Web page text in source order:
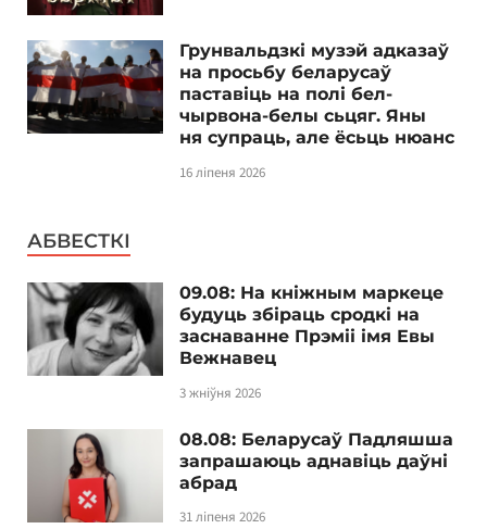
Грунвальдзкі музэй адказаў
на просьбу беларусаў
паставіць на полі бел-
чырвона-белы сьцяг. Яны
ня супраць, але ёсьць нюанс
16 ліпеня 2026
АБВЕСТКІ
09.08: На кніжным маркеце
будуць збіраць сродкі на
заснаванне Прэміі імя Евы
Вежнавец
3 жніўня 2026
08.08: Беларусаў Падляшша
запрашаюць аднавіць даўні
абрад
31 ліпеня 2026